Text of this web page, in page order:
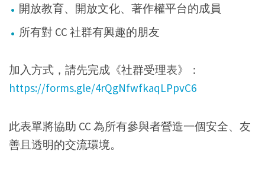
開放教育、開放文化、著作權平台的成員
所有對 CC 社群有興趣的朋友
加入方式，請先完成《社群受理表》：
https://forms.gle/4rQgNfwfkaqLPpvC6
此表單將協助 CC 為所有參與者營造一個安全、友
善且透明的交流環境。